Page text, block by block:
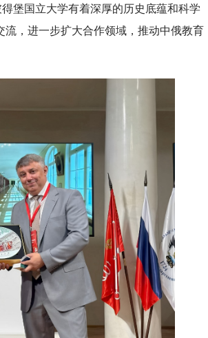
堡国立大学有着深厚的历史底蕴和科学
，进一步扩大合作领域，推动中俄教育